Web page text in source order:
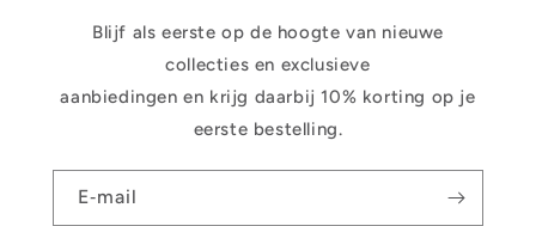
Blijf als eerste op de hoogte van nieuwe
collecties en exclusieve
aanbiedingen en krijg daarbij 10% korting op je
eerste bestelling.
E‑mail